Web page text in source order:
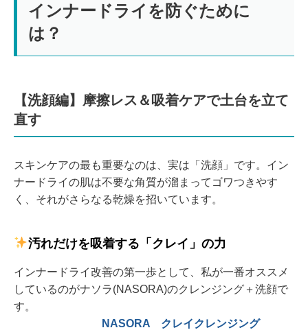
インナードライを防ぐために
は？
【洗顔編】摩擦レス＆吸着ケアで土台を立て
直す
スキンケアの最も重要なのは、実は「洗顔」です。イン
ナードライの肌は不要な角質が溜まってゴワつきやす
く、それがさらなる乾燥を招いています。
汚れだけを吸着する「クレイ」の力
インナードライ改善の第一歩として、私が一番オススメ
しているのがナソラ(NASORA)のクレンジング＋洗顔で
す。
NASORA クレイクレンジング